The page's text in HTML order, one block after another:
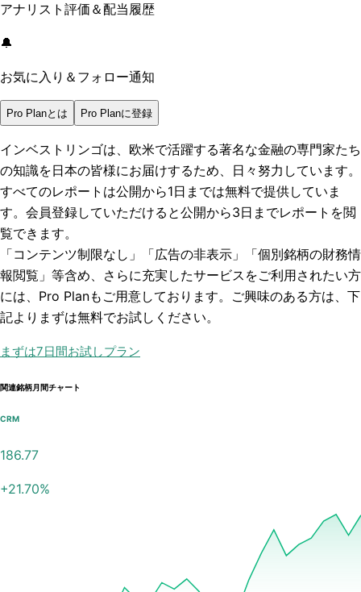
アナリスト評価＆配当履歴
🔔
お気に入り＆フォロー通知
Pro Planとは Pro Planに登録
インベストリンゴは、欧米で活躍する著名な金融の専門家たち
の知識を日本の皆様にお届けするため、日々努力しています。
すべてのレポートは公開から1日までは無料で提供していま
す。会員登録していただけると公開から3日までレポートを閲
覧できます。
「コンテンツ制限なし」「広告の非表示」「個別銘柄の財務情
報閲覧」 等含め、さらに充実したサービスをご利用されたい方
には、Pro Planもご用意しております。ご興味のある方は、下
記よりまずは無料でお試しください。
まずは7日間お試しプラン
関連銘柄月間チャート
CRM
186.77
+21.70%